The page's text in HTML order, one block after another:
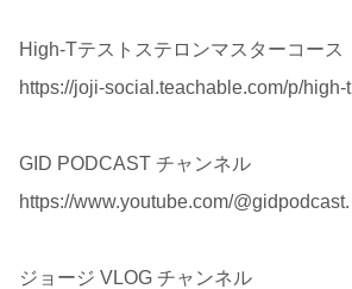
High-Tテストステロンマスターコース
https://joji-social.teachable.com/p/high-t
GID PODCAST チャンネル
https://www.youtube.com/@gidpodcast.
ジョージ VLOG チャンネル